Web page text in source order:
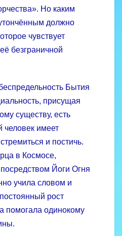
Но каким
должно
чувствует
безграничной
Бытия
присущая
существу, есть
человек имеет
и постичь.
в Космосе,
Йоги Огня
учила словом и
рост
помогала одинокому